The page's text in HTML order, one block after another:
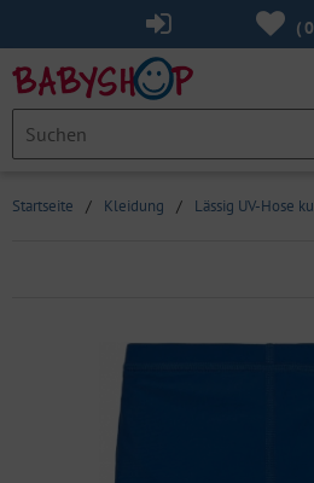
(0
Startseite / Kleidung / Lässig UV-Hose